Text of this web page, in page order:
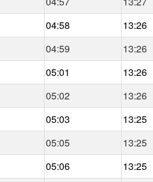
04:58 13:26
04:59 13:26
05:01 13:26
05:02 13:26
05:03 13:25
05:05 13:25
05:06 13:25